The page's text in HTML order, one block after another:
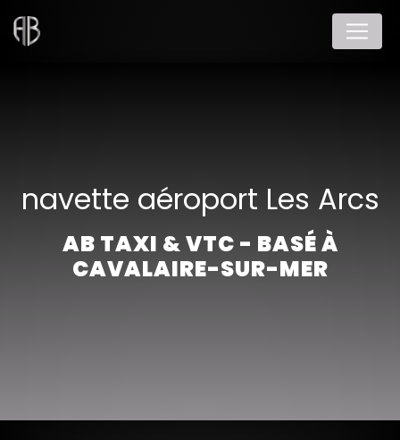
navette aéroport Les Arcs
AB TAXI & VTC - BASÉ À
CAVALAIRE-SUR-MER